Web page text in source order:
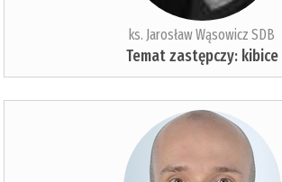
ks. Jarosław Wąsowicz SDB
Temat zastępczy: kibice